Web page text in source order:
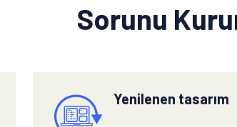
Sorunu
Yenilenen tasarım